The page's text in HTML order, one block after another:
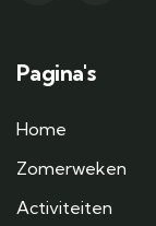
Pagina's
Home
Zomerweken
Activiteiten